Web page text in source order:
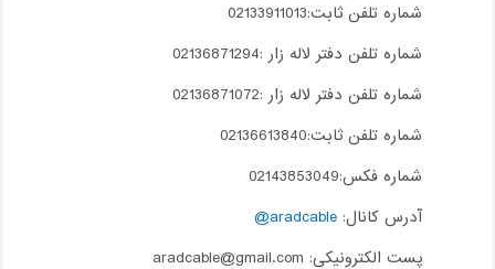
شماره تلفن ثابت:02133911013
شماره تلفن دفتر لاله زار :02136871294
شماره تلفن دفتر لاله زار :02136871072
شماره تلفن ثابت:02136613840
شماره فکس:02143853049
آدرس کانال:aradcable@
پست الکترونیکی: aradcable@gmail.com